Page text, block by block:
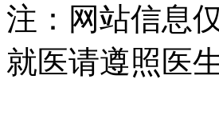
注：网站信息
就医请遵照医